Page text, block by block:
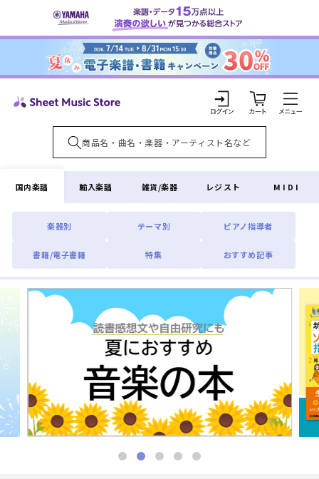
ンツに
ロ
グ
イ
ン
カ
ー
ト
国内楽譜
楽器別 テーマ別 ピアノ指導者
書籍/電子書籍 特集 おすすめ記事
輸入楽譜 雑貨/楽器 レジスト MIDI